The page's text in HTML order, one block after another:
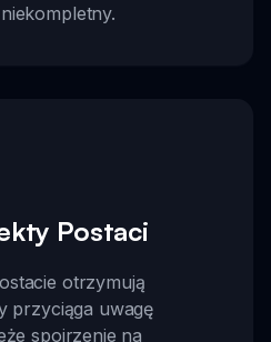
Postaci
otrzymują
przyciąga uwagę
spojrzenie na